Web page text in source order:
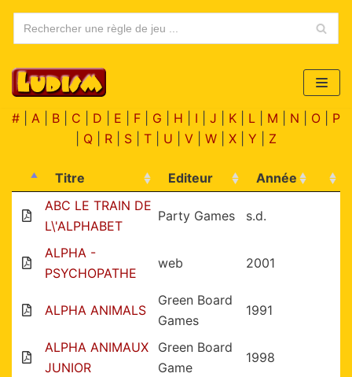
Aller
au
contenu
# A B C D E F G H I J K L M N O
P
Q R S T U V W X Y Z
Titre Editeur
Année
ABC LE TRAIN DE
L\'ALPHABET
Party Games s.d.
ALPHA -
PSYCHOPATHE
web 2001
ALPHA ANIMALS
Green Board
Games
1991
ALPHA ANIMAUX
JUNIOR
Green Board
Game
1998